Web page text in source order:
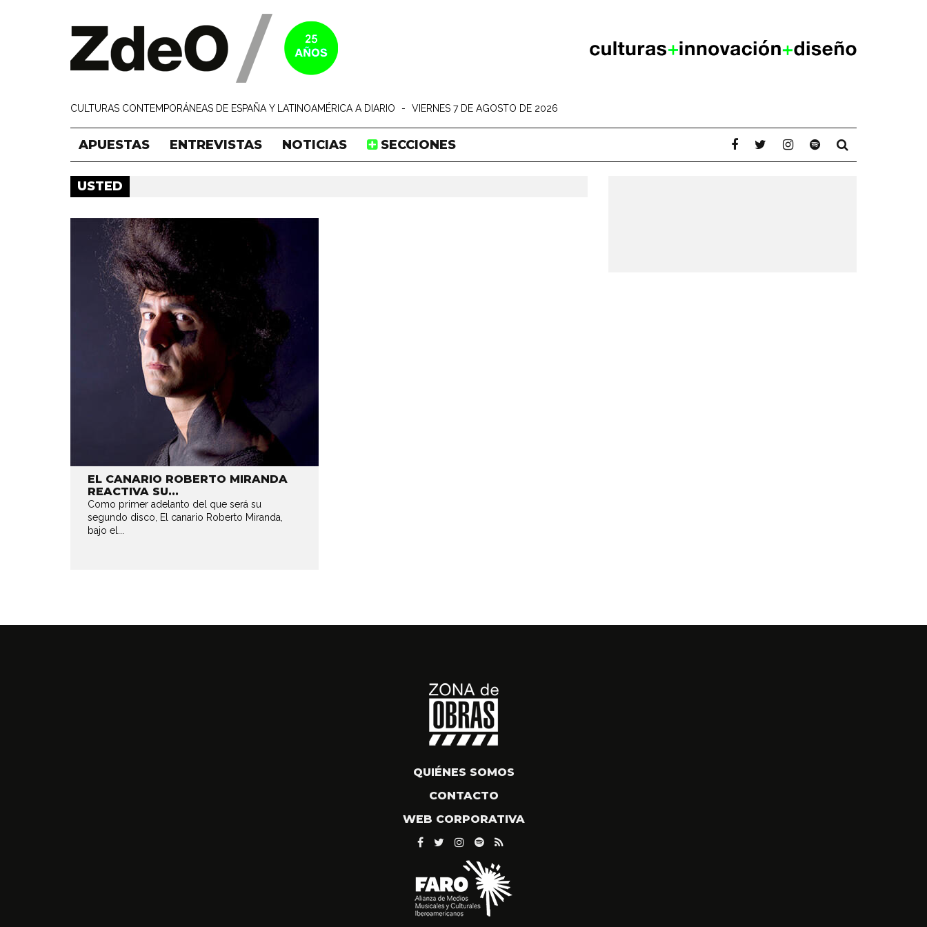
CULTURAS CONTEMPORÁNEAS DE ESPAÑA Y LATINOAMÉRICA A DIARIO - VIERNES 7 DE AGOSTO DE 2026
APUESTAS ENTREVISTAS NOTICIAS SECCIONES
USTED
EL CANARIO ROBERTO MIRANDA
REACTIVA SU...
Como primer adelanto del que será su
segundo disco, El canario Roberto Miranda,
bajo el...
QUIÉNES SOMOS
CONTACTO
WEB CORPORATIVA